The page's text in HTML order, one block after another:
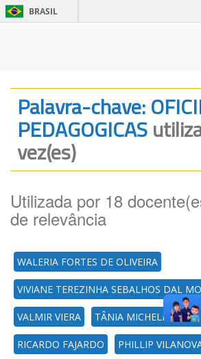
BRASIL
Palavra-chave:
PEDAGOGICAS
vez(es)
Utilizada por 18
de relevância
WALERIA FORTES DE OLIVEIRA
VIVIANE TEREZINHA SEBALHOS DAL
VALMIR VIERA TÂNIA MICHELINE
RICARDO FAJARDO PHILLIP